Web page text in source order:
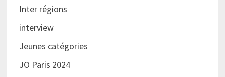
Inter régions
interview
Jeunes catégories
JO Paris 2024